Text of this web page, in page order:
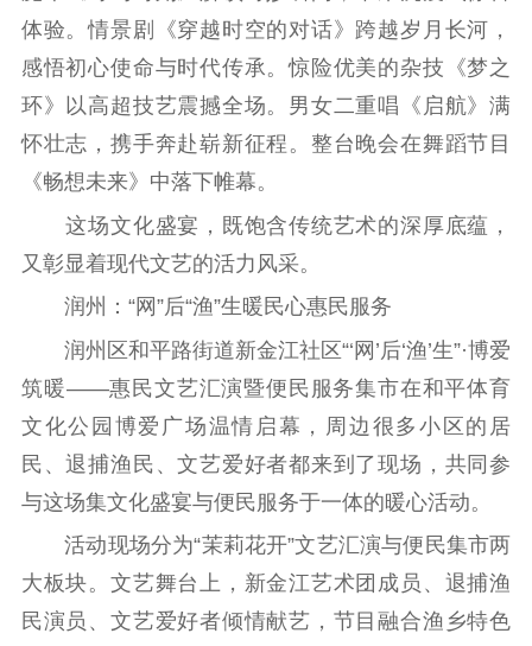
体验。情景剧《穿越时空的对话》跨越岁月长河，
感悟初心使命与时代传承。惊险优美的杂技《梦之
环》以高超技艺震撼全场。男女二重唱《启航》满
怀壮志，携手奔赴崭新征程。整台晚会在舞蹈节目
《畅想未来》中落下帷幕。
这场文化盛宴，既饱含传统艺术的深厚底蕴，
又彰显着现代文艺的活力风采。
润州：“网”后“渔”生暖民心惠民服务
润州区和平路街道新金江社区“‘网’后‘渔’生”·博爱
筑暖——惠民文艺汇演暨便民服务集市在和平体育
文化公园博爱广场温情启幕，周边很多小区的居
民、退捕渔民、文艺爱好者都来到了现场，共同参
与这场集文化盛宴与便民服务于一体的暖心活动。
活动现场分为“茉莉花开”文艺汇演与便民集市两
大板块。文艺舞台上，新金江艺术团成员、退捕渔
民演员、文艺爱好者倾情献艺，节目融合渔乡特色